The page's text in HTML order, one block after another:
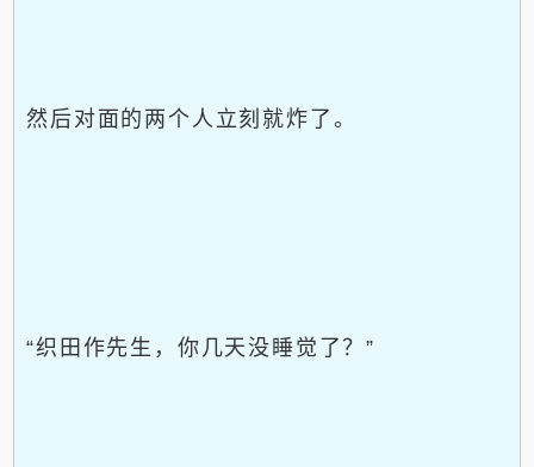
然后对面的两个人立刻就炸了。
“织田作先生，你几天没睡觉了？”